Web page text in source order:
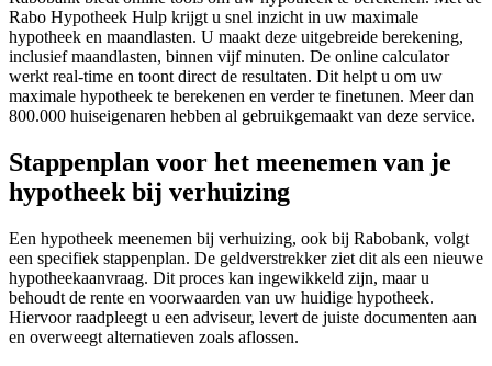
Rabo Hypotheek Hulp krijgt u snel inzicht in uw maximale
hypotheek en maandlasten. U maakt deze uitgebreide berekening,
inclusief maandlasten, binnen vijf minuten. De online calculator
werkt real-time en toont direct de resultaten. Dit helpt u om uw
maximale hypotheek te berekenen en verder te finetunen. Meer dan
800.000 huiseigenaren hebben al gebruikgemaakt van deze service.
Stappenplan voor het meenemen van je
hypotheek bij verhuizing
Een hypotheek meenemen bij verhuizing, ook bij Rabobank, volgt
een specifiek stappenplan. De geldverstrekker ziet dit als een nieuwe
hypotheekaanvraag. Dit proces kan ingewikkeld zijn, maar u
behoudt de rente en voorwaarden van uw huidige hypotheek.
Hiervoor raadpleegt u een adviseur, levert de juiste documenten aan
en overweegt alternatieven zoals aflossen.